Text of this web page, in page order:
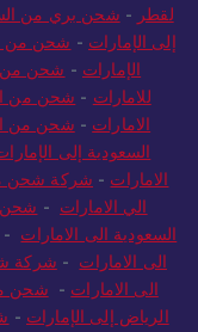
لقطر - شحن بري من
إلى الإمارات - شحن من
الإمارات - شحن من
للامارات - شحن من
الامارات - شحن من
السعودية إلى
الامارات - شركة شحن
الي الامارات - شحن
السعودية الى الامارات -
الى الامارات - شركة
الى الامارات - شحن
الرياض إلى الإمارات -